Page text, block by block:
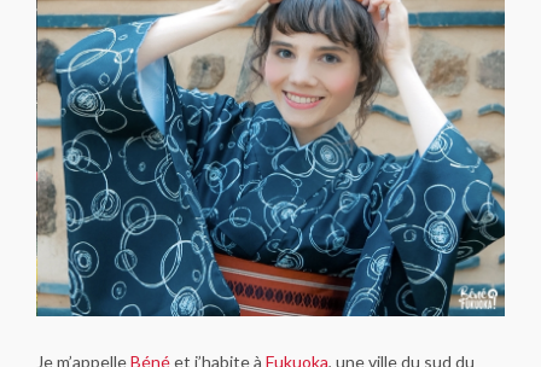
Je m’appelleBénéet j’habite à Fukuoka, une ville du sud du